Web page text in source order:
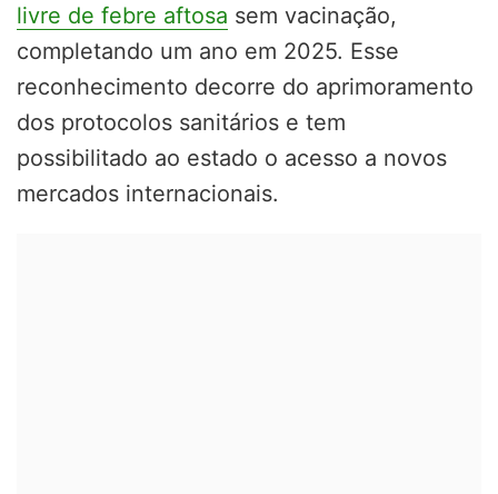
livre de febre aftosa sem vacinação,
completando um ano em 2025. Esse
reconhecimento decorre do aprimoramento
dos protocolos sanitários e tem
possibilitado ao estado o acesso a novos
mercados internacionais.